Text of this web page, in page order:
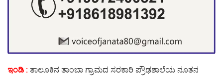
ಇಂಡಿ : ತಾಲೂಕಿನ ತಾಂಬಾ ಗ್ರಾಮದ ಸರಕಾರಿ ಪ್ರೌಢಶಾಲೆಯ ನೂತನ